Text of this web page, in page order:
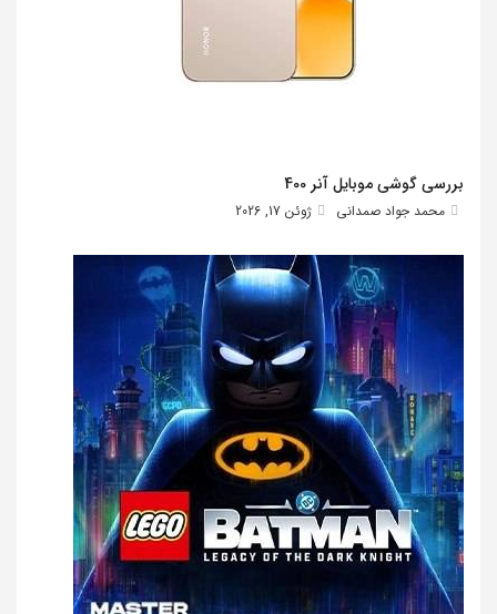
بررسی گوشی موبایل آنر 400
محمد جواد صمدانی ژوئن 17, 2026